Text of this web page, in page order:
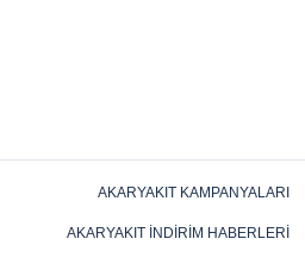
AKARYAKIT KAMPANYALARI
AKARYAKIT İNDIRIM HABERLERI